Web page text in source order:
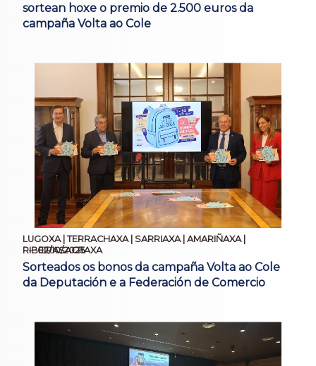
sortean hoxe o premio de 2.500 euros da
campaña Volta ao Cole
LUGOXA | TERRACHAXA | SARRIAXA | AMARIÑAXA |
RIBEIRASACRAXA
02/10/2025
Sorteados os bonos da campaña Volta ao Cole
da Deputación e a Federación de Comercio